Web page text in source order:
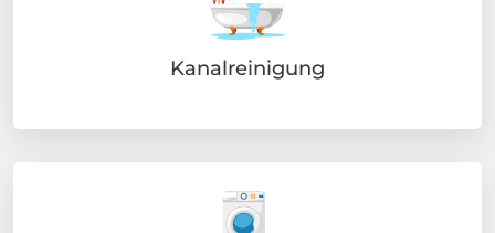
Kanalreinigung